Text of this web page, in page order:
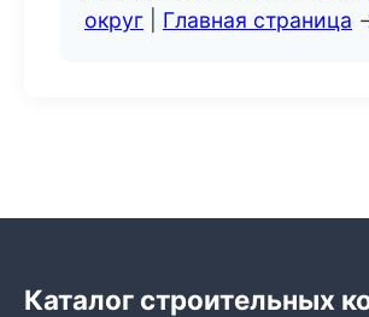
округ
Главная страница
Каталог строительных